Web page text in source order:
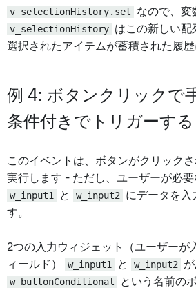
v_selectionHistory.set
なので、変
v_selectionHistory はこの新しい配
選択されたアイテムが蓄積された履歴
例 4: ボタンクリックで
条件付きでトリガーする
このイベントは、ボタンがクリック
実行します - ただし、ユーザーが必要
w_input1
と w_input2 にデータを入
す。
2つの入力ウィジェット（ユーザーが
ィールド）
w_input1 と w_input2
w_buttonConditional
という名前の